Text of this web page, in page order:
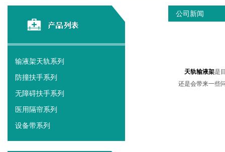
输液架天轨系列
防撞扶手系列
无障碍扶手系列
医用隔帘系列
设备带系列
公司新闻
天轨输液架是
还是会带来一些